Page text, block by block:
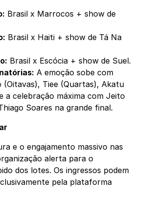
Brasil x Marrocos + show de
Brasil x Haiti + show de Tá Na
Brasil x Escócia + show de Suel.
A emoção sobe com
(Oitavas), Tiee (Quartas), Akatu
a celebração máxima com Jeito
Soares na grande final.
e o engajamento massivo nas
alerta para o
dos lotes. Os ingressos podem
pela plataforma